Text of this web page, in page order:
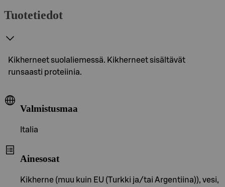
Tuotetiedot
Kikherneet suolaliemessä. Kikherneet sisältävät
runsaasti proteiinia.
Valmistusmaa
Italia
Ainesosat
Kikherne (muu kuin EU (Turkki ja/tai Argentiina)), vesi,